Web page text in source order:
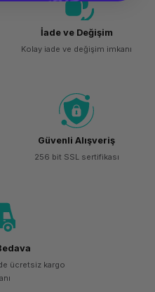
İade ve Değişim
Kolay iade ve değişim imkanı
Güvenli Alışveriş
256 bit SSL sertifikası
ücretsiz kargo